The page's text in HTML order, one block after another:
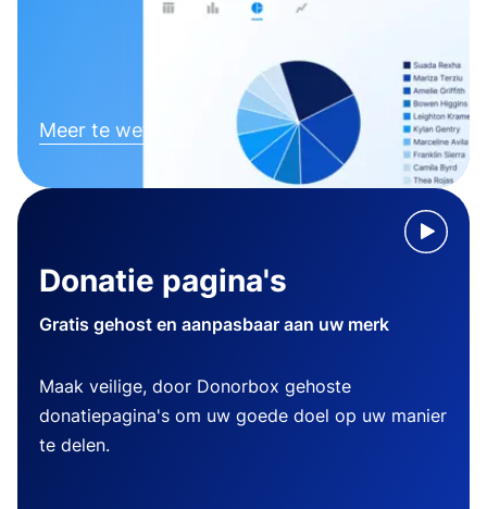
Meer te weten komen
Donatie pagina's
Gratis gehost en aanpasbaar aan uw merk
Maak veilige, door Donorbox gehoste
donatiepagina's om uw goede doel op uw manier
te delen.